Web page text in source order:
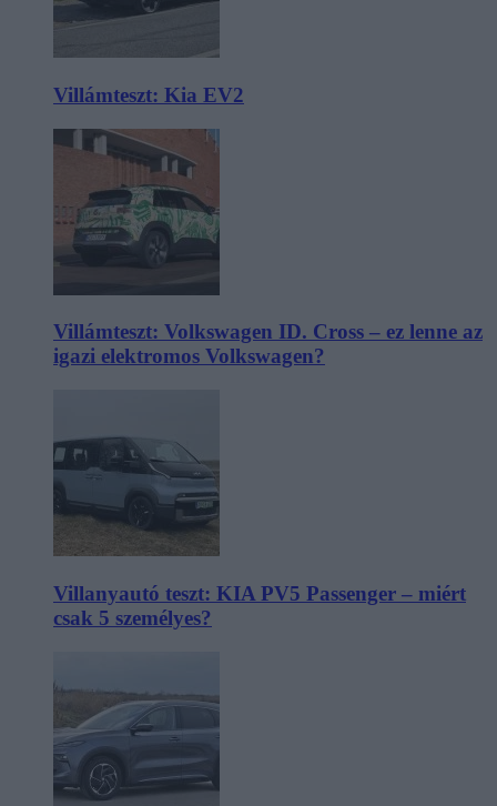
Villámteszt: Kia EV2
Villámteszt: Volkswagen ID. Cross – ez lenne az
igazi elektromos Volkswagen?
Villanyautó teszt: KIA PV5 Passenger – miért
csak 5 személyes?